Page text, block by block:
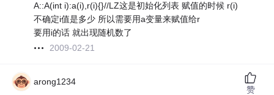
A::A(int i):a(i),r(i){}//LZ这是初始化列表 赋值的时候 r(i)
不确定i值是多少 所以需要用a变量来赋值给r
要用i的话 就出现随机数了
2009-02-21
arong1234
赞